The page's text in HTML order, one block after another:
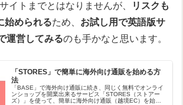
イトまでとはなりませんが、
リスクも
始められるため、 お試し用で英語版サ
運営してみるのも手かなと思います。
「STORES」で簡単に海外向け通販を始める方
法
「BASE」で海外向け通販に続き、同じく無料でオンライ
ンショップを開業出来るサービス「STORES（ストアー
ズ）」を使って、簡単に海外向け通販（越境EC）を始め